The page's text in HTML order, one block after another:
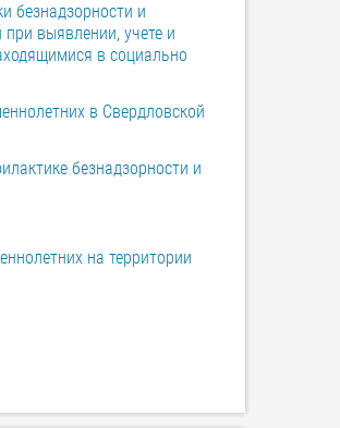
безнадзорности и
выявлении, учете и
в социально
в Свердловской
безнадзорности и
на территории